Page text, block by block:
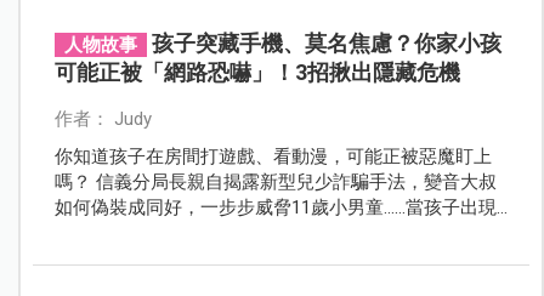
人物故事
孩子突藏手機、莫名焦慮？你家小孩
可能正被「網路恐嚇」！3招揪出隱藏危機
作者： Judy
你知道孩子在房間打遊戲、看動漫，可能正被惡魔盯上
嗎？ 信義分局長親自揭露新型兒少詐騙手法，變音大叔
如何偽裝成同好，一步步威脅11歲小男童……當孩子出現